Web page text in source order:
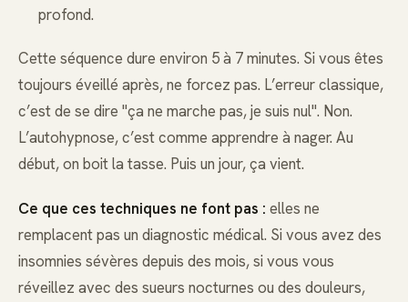
profond.
Cette séquence dure environ 5 à 7 minutes. Si vous êtes
toujours éveillé après, ne forcez pas. L’erreur classique,
c’est de se dire "ça ne marche pas, je suis nul". Non.
L’autohypnose, c’est comme apprendre à nager. Au
début, on boit la tasse. Puis un jour, ça vient.
Ce que ces techniques ne font pas : elles ne
remplacent pas un diagnostic médical. Si vous avez des
insomnies sévères depuis des mois, si vous vous
réveillez avec des sueurs nocturnes ou des douleurs,